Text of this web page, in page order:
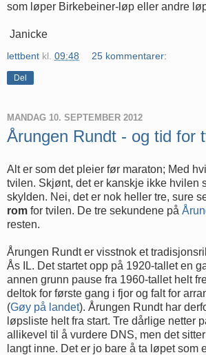
som løper Birkebeiner-løp eller andre
Janicke
lettbent kl. 09:48 25 kommentarer:
Del
MANDAG 10. SEPTEMBER 2012
Årungen Rundt - og tid for
Alt er som det pleier før maraton; Med
tvilen. Skjønt, det er kanskje ikke hvilen
skylden. Nei, det er nok heller tre, sure
rom for tvilen. De tre sekundene på
resten.
Årungen Rundt er visstnok et
Ås IL. Det startet opp på 1920-tallet en
annen grunn pause fra 1960-tallet helt
deltok for første gang i fjor og falt for
(Gøy på landet). Årungen Rundt har
løpsliste helt fra start. Tre dårlige netter
allikevel til å vurdere DNS, men det
langt inne. Det er jo bare å ta løpet som